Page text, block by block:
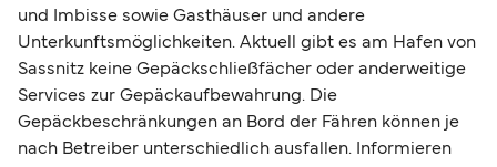
und Imbisse sowie Gasthäuser und andere
Unterkunftsmöglichkeiten. Aktuell gibt es am Hafen von
Sassnitz keine Gepäckschließfächer oder anderweitige
Services zur Gepäckaufbewahrung. Die
Gepäckbeschränkungen an Bord der Fähren können je
nach Betreiber unterschiedlich ausfallen. Informieren